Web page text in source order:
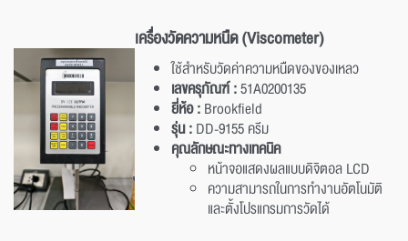
เครื่องวัดความหนืด (Viscometer)
ใช้สำหรับวัดค่าความหนืดของของเหลว
เลขครุภัณฑ์ :51A0200135
ยี่ห้อ :Brookfield
รุ่น :DD-9155 ครีม
คุณลักษณะทางเทคนิค
หน้าจอแสดงผลแบบดิจิตอล LCD
ความสามารถในการทำงานอัตโนมัติ
และตั้งโปรแกรมการวัดได้